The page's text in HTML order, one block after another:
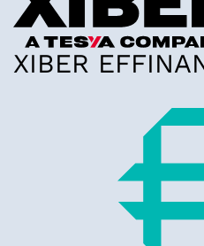
XIBER